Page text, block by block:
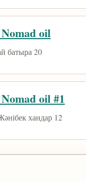
oil
батыра 20
oil #1
хандар 12